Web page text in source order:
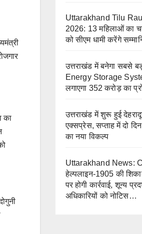
का
Uttarakhand Tilu
2026: 13 महिलाओं का
को सीएम धामी करेंगे
उत्तराखंड में बनेगा सबसे
Energy Storage
लगाएगा 352 करोड़ का
उत्तराखंड में शुरू हुई
एक्सप्रेस, सप्ताह में दो
का नया विकल्प
Uttarakhand News:
हेल्पलाइन-1905 की
पर होगी कार्रवाई, शून्य
अधिकारियों को नोटिस…